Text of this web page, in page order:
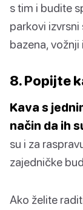
s tim i budite
parkovi
bazena,
8. Popijte
Kava s
način da ih
su i za
zajedničke
Ako želite